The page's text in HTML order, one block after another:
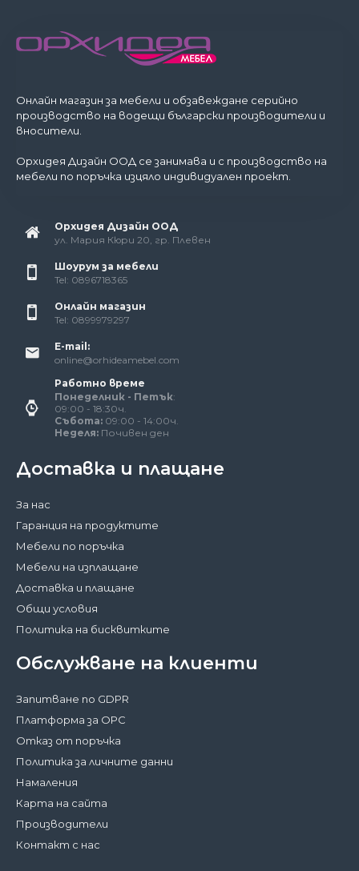
Онлайн магазин за мебели и обзавеждане серийно
производство на водещи български производители и
вносители.
Орхидея Дизайн ООД се занимава и с производство на
мебели по поръчка изцяло индивидуален проект.
Орхидея Дизайн ООД
ул. Мария Кюри 20, гр. Плевен
Шоурум за мебели
Tel: 0896718365
Онлайн магазин
Tel: 0899979297
E-mail:
online@orhideamebel.com
Работно време
Понеделник - Петък:
09:00 - 18:30ч.
Събота: 09:00 - 14:00ч.
Неделя: Почивен ден
Доставка и плащане
За нас
Гаранция на продуктите
Мебели по поръчка
Мебели на изплащане
Доставка и плащане
Общи условия
Политика на бисквитките
Обслужване на клиенти
Запитване по GDPR
Платформа за ОРС
Отказ от поръчка
Политика за личните данни
Намаления
Карта на сайта
Производители
Контакт с нас